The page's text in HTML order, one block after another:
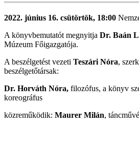
2022. június 16. csütörtök, 18:00
A könyvbemutatót megnyitja Dr. Baán
Múzeum Főigazgatója.
A beszélgetést vezeti Teszári Nóra,
beszélgetőtársak:
Dr. Horváth Nóra, filozófus, a könyv
koreográfus
közreműködik: Maurer Milán,